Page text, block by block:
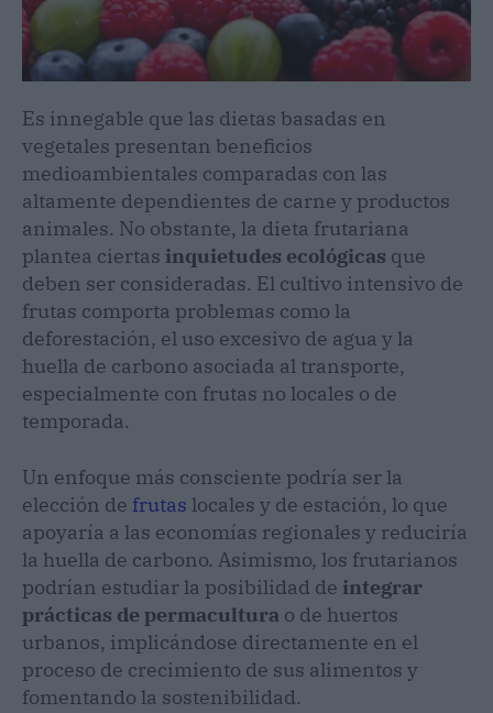
Es innegable que las dietas basadas en
vegetales presentan beneficios
medioambientales comparadas con las
altamente dependientes de carne y productos
animales. No obstante, la dieta frutariana
plantea ciertas inquietudes ecológicas que
deben ser consideradas. El cultivo intensivo de
frutas comporta problemas como la
deforestación, el uso excesivo de agua y la
huella de carbono asociada al transporte,
especialmente con frutas no locales o de
temporada.
Un enfoque más consciente podría ser la
elección de frutas locales y de estación, lo que
apoyaría a las economías regionales y reduciría
la huella de carbono. Asimismo, los frutarianos
podrían estudiar la posibilidad de integrar
prácticas de permacultura o de huertos
urbanos, implicándose directamente en el
proceso de crecimiento de sus alimentos y
fomentando la sostenibilidad.